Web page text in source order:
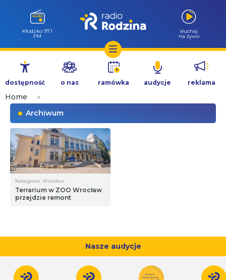
Przejdź
treści
Kłodzko 97.1
FM
słuchaj
na żywo
dostępność o nas ramówka audycje reklama
Home
»
Archiwum
Kategoria: Wrocław
Terrarium w ZOO Wrocław
przejdzie remont
Nasze audycje